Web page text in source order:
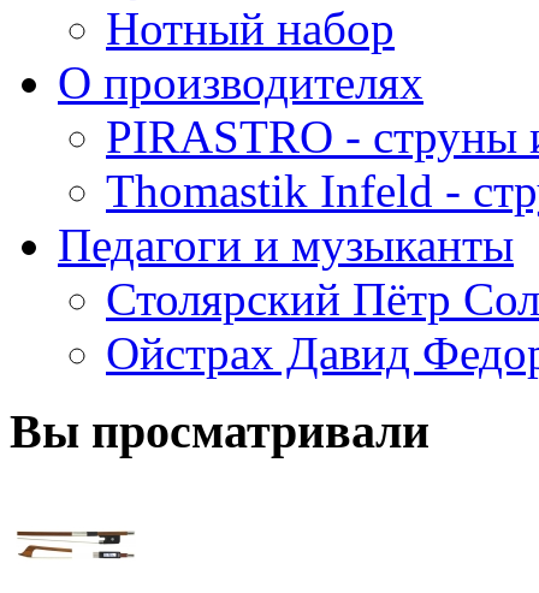
Нотный набор
О производителях
PIRASTRO - струны
Thomastik Infeld -
Педагоги и музыканты
Столярский Пётр
Ойстрах Давид
Вы просматривали